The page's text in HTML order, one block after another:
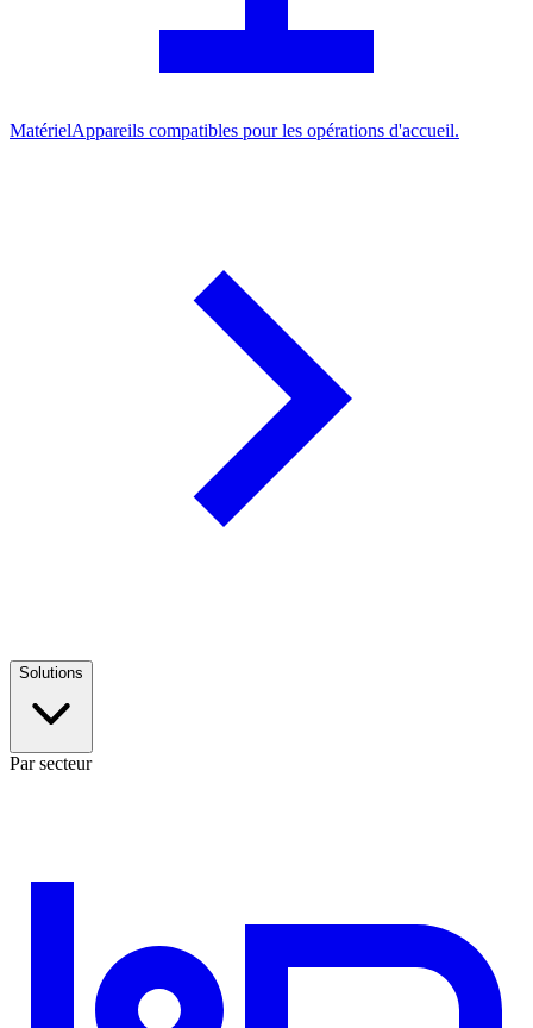
MatérielAppareils compatibles pour les opérations d'accueil.
Solutions
Par secteur